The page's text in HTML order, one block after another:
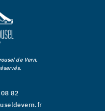
de Vern.
82